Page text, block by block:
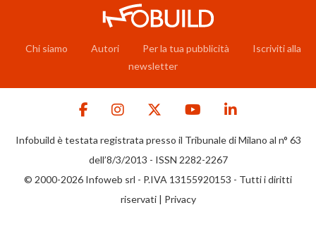
Chi siamo Autori Per la tua pubblicità
Iscriviti alla
newsletter
Infobuild è testata registrata presso il Tribunale di Milano al n° 63
dell’8/3/2013 - ISSN 2282-2267
© 2000-2026 Infoweb srl - P.IVA 13155920153 - Tutti i diritti
riservati | Privacy